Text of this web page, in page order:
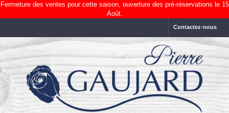
Fermeture des ventes pour cette saison, ouverture des pré-réservations le 15
Août.
Contactez-nous